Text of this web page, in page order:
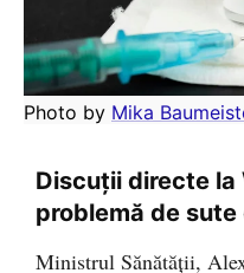
Photo by Mika
Discuții directe la
problemă de sute
Ministrul Sănătății,